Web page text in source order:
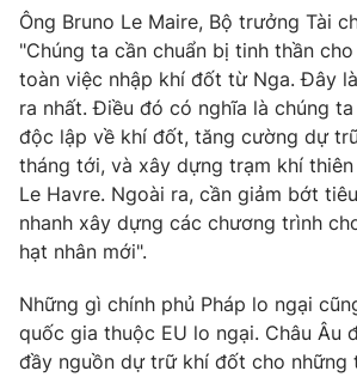
Giải sao mai
Làm đẹp
Chất lượng cuộc sống
Tuyển sinh
Học trực tuyến
Công nghệ
Hitech Công nghệ tương lai
Sản phẩm
Thị trường
Tư vấn
Giao lưu trực tuyến
Lịch phát sóng
Emagazine Podcast
Ông Bruno Le Maire, Bộ trưởng Tài
"Chúng ta cần chuẩn bị tinh thần
toàn việc nhập khí đốt từ Nga. Đây
ra nhất. Điều đó có nghĩa là chúng
độc lập về khí đốt, tăng cường dự
tháng tới, và xây dựng trạm khí
Le Havre. Ngoài ra, cần giảm bớt
nhanh xây dựng các chương trình
hạt nhân mới".
Những gì chính phủ Pháp lo ngại
quốc gia thuộc EU lo ngại. Châu Âu
đầy nguồn dự trữ khí đốt cho những